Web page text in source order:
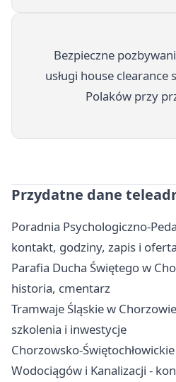
Bezpieczne
usługi house clearance
Polaków przy
Przydatne dane
Poradnia Psychologiczno-
kontakt, godziny, zapis i oferta
Parafia Ducha Świętego w
historia, cmentarz
Tramwaje Śląskie w
szkolenia i inwestycje
Chorzowsko-
Wodociągów i Kanalizacji -